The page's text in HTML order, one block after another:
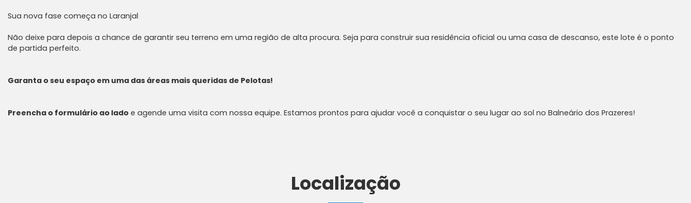
Sua nova fase começa no Laranjal
Não deixe para depois a chance de garantir seu terreno em uma região de alta procura. Seja para construir sua residência oficial ou uma casa de descanso, este lote é o ponto
de partida perfeito.
Garanta o seu espaço em uma das áreas mais queridas de Pelotas!
Preencha o formulário ao lado e agende uma visita com nossa equipe. Estamos prontos para ajudar você a conquistar o seu lugar ao sol no Balneário dos Prazeres!
Localização